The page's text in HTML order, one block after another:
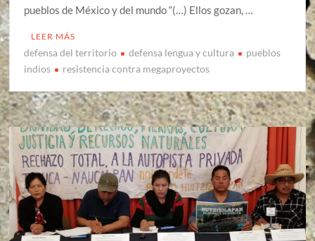
pueblos de México y del mundo “(…) Ellos gozan, …
LEER MÁS
defensa del territorio defensa lengua y cultura
pueblos
indios
resistencia contra megaproyectos